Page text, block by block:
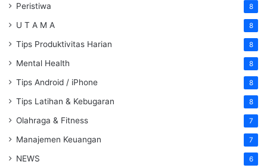
Peristiwa 8
U T A M A 8
Tips Produktivitas Harian 8
Mental Health 8
Tips Android / iPhone 8
Tips Latihan & Kebugaran 8
Olahraga & Fitness 7
Manajemen Keuangan 7
NEWS 6